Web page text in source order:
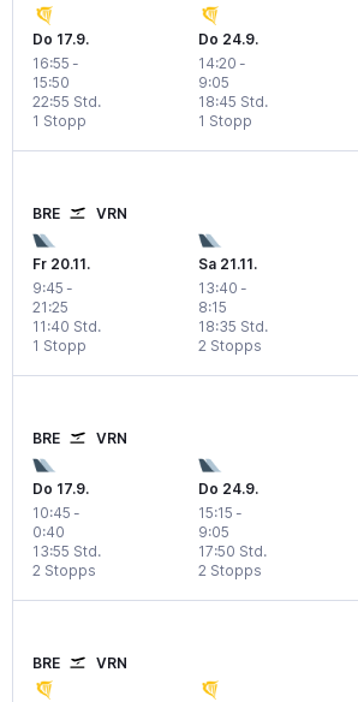
Do 17.9.
16:55 -
15:50
1 Stopp
22:55 Std.
Do 24.9.
14:20 -
9:05
1 Stopp
18:45 Std.
BRE VRN
Fr 20.11.
9:45 -
21:25
1 Stopp
11:40 Std.
Sa 21.11.
13:40 -
8:15
2 Stopps
18:35 Std.
BRE VRN
Do 17.9.
10:45 -
0:40
2 Stopps
13:55 Std.
Do 24.9.
15:15 -
9:05
2 Stopps
17:50 Std.
BRE VRN